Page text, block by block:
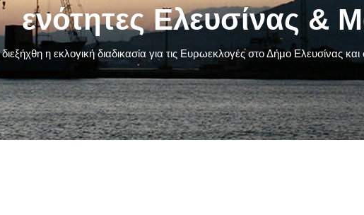
ενότητες Ελευσίνας &
η εκλογική διαδικασία για τις Ευρωεκλογές στο Δήμο Ελευσίνας